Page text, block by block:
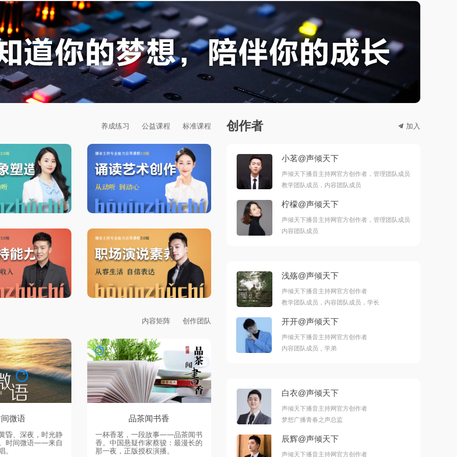
养成练习 公益课程 标准课程
内容矩阵 创作团队
微语
昏、深夜，时光静
时间微语——来自
。
品茶闻书香
一杯香茗，一段故事——品茶闻书
香。中国悬疑作家蔡骏：最漫长的
那一夜，正版授权演播。
小茗@声倾天下
声倾天下播音主持网官方创作者，管理团队成员
教学团队成员，内容团队成员
柠檬@声倾天下
声倾天下播音主持网官方创作者，管理团队成员
内容团队成员
浅殇@声倾天下
声倾天下播音主持网官方创作者
教学团队成员，内容团队成员，学长
开开@声倾天下
声倾天下播音主持网官方创作者
内容团队成员，学弟
白衣@声倾天下
声倾天下播音主持网官方创作者
梦想广播青春之声总监
辰辉@声倾天下
声倾天下播音主持网官方创作者
创作者 끔 加入